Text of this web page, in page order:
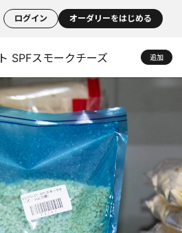
ログイン オーダリーをはじめる
SPFスモークチーズ 追加